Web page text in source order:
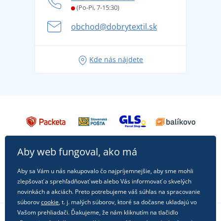
Letné dobrodružstvo sa začína balením alebo
pripravte sa na dovolenku bez starostí
Tipy na svieže outfity pre pohodové leto
(Po-Pi, 7-15:30)
obchod@dobrytextil.sk
Kde nás nájdete
Aby web fungoval, ako má
Aby sa Vám u nás nakupovalo čo najpríjemnejšie, aby sme mohli
zlepšovať a sprehľadňovať web alebo Vás informovať o skvelých
novinkách a akciách. Preto potrebujeme váš súhlas na spracovanie
súborovcookie, t. j. malých súborov, ktoré sa dočasne ukladajú vo
Vašom prehliadači. Ďakujeme, že nám kliknutím na tlačidlo